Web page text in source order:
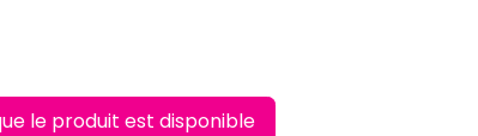
le produit est disponible